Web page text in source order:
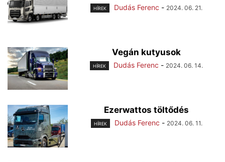
HÍREK Dudás Ferenc - 2024. 06. 21.
Vegán kutyusok
HÍREK Dudás Ferenc - 2024. 06. 14.
Ezerwattos töltődés
HÍREK Dudás Ferenc - 2024. 06. 11.